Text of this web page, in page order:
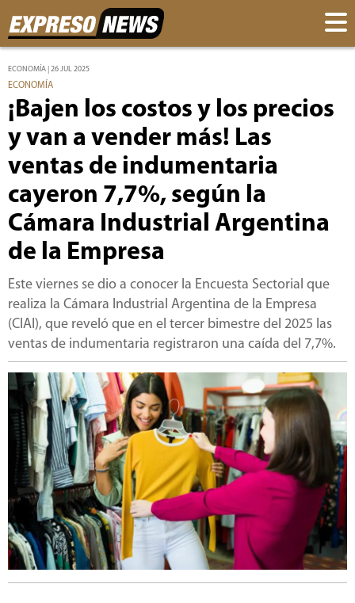
ECONOMÍA | 26 JUL 2025
ECONOMÍA
¡Bajen los costos y los precios
y van a vender más! Las
ventas de indumentaria
cayeron 7,7%, según la
Cámara Industrial Argentina
de la Empresa
Este viernes se dio a conocer la Encuesta Sectorial que
realiza la Cámara Industrial Argentina de la Empresa
(CIAI), que reveló que en el tercer bimestre del 2025 las
ventas de indumentaria registraron una caída del 7,7%.